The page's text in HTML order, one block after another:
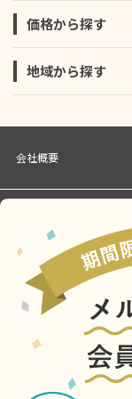
価格から探す
地域から探す
会社概要
Cookieポリシー
お問い合わせ
●ジェットストリーム
1,980円（税込）